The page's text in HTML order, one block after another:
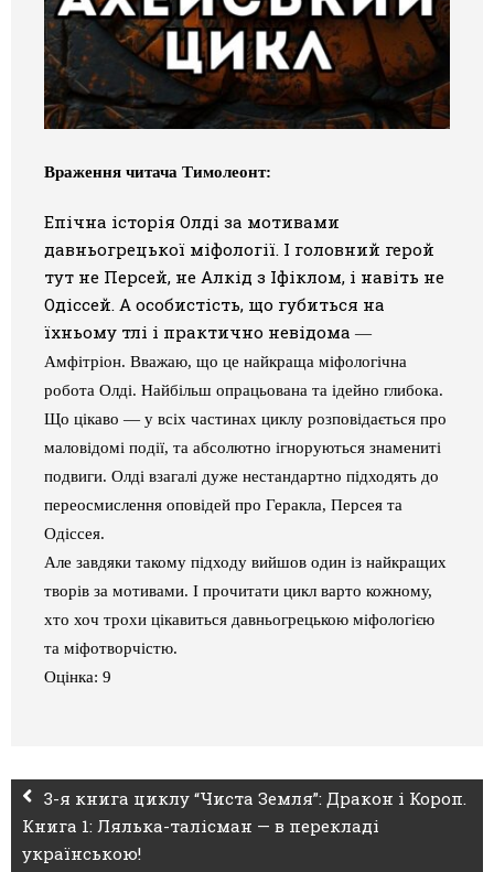
Враження читача Тимолеонт:
Епічна історія Олді за мотивами
давньогрецької міфології. І головний герой
тут не Персей, не Алкід з Іфіклом, і навіть не
Одіссей. А особистість, що губиться на
їхньому тлі і практично невідома —
Амфітріон. Вважаю, що це найкраща міфологічна
робота Олді. Найбільш опрацьована та ідейно глибока.
Що цікаво — у всіх частинах циклу розповідається про
маловідомі події, та абсолютно ігноруються знамениті
подвиги. Олді взагалі дуже нестандартно підходять до
переосмислення оповідей про Геракла, Персея та
Одіссея.
Але завдяки такому підходу вийшов один із найкращих
творів за мотивами. І прочитати цикл варто кожному,
хто хоч трохи цікавиться давньогрецькою міфологією
та міфотворчістю.
Оцінка: 9
3-я книга циклу “Чиста Земля”: Дракон і Короп.
Книга 1: Лялька-талісман — в перекладі
українською!